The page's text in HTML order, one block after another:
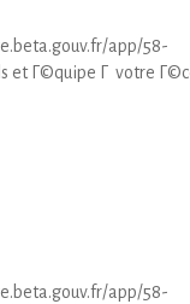
app/58-
et Г©quipe Г votre
app/58-